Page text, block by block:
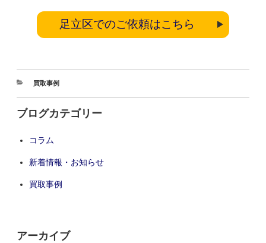
足立区でのご依頼はこちら
買取事例
ブログカテゴリー
コラム
新着情報・お知らせ
買取事例
アーカイブ